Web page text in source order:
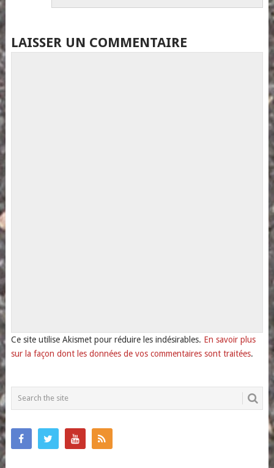
LAISSER UN COMMENTAIRE
Ce site utilise Akismet pour réduire les indésirables. En savoir plus
sur la façon dont les données de vos commentaires sont traitées.